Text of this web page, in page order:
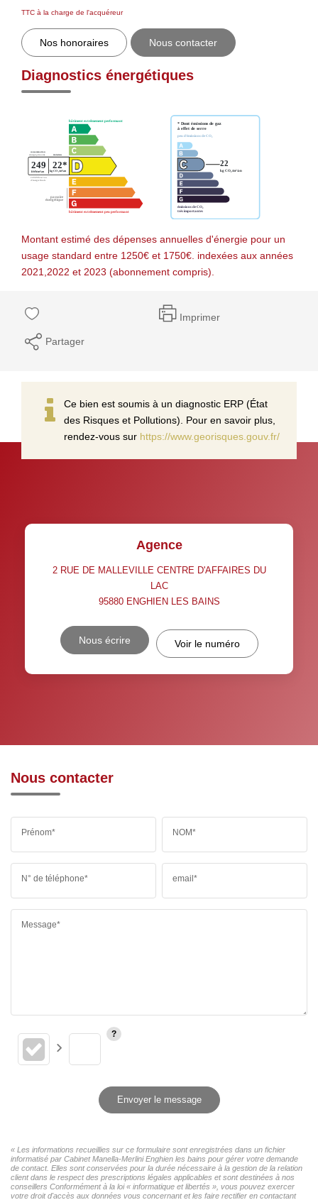
TTC à la charge de l'acquéreur
Nos honoraires Nous contacter
Diagnostics énergétiques
Montant estimé des dépenses annuelles d'énergie pour un
usage standard entre 1250€ et 1750€. indexées aux années
2021,2022 et 2023 (abonnement compris).
Imprimer
Partager
Ce bien est soumis à un diagnostic ERP (État
des Risques et Pollutions). Pour en savoir plus,
rendez-vous sur https://www.georisques.gouv.fr/
Agence
2 RUE DE MALLEVILLE CENTRE D'AFFAIRES DU
LAC
95880 ENGHIEN LES BAINS
Nous écrire Voir le numéro
Nous contacter
Prénom* NOM*
N° de téléphone* email*
Message*
Envoyer le message
« Les informations recueillies sur ce formulaire sont enregistrées dans un fichier
informatisé par Cabinet Manella-Merlini Enghien les bains pour gérer votre demande
de contact. Elles sont conservées pour la durée nécessaire à la gestion de la relation
client dans le respect des prescriptions légales applicables et sont destinées à nos
conseillers Conformément à la loi « informatique et libertés », vous pouvez exercer
votre droit d'accès aux données vous concernant et les faire rectifier en contactant